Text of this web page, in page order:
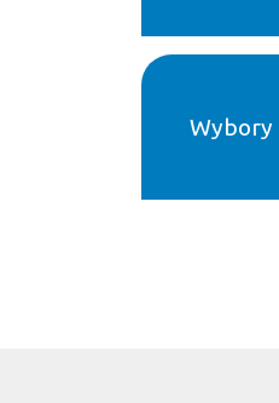
Wybory